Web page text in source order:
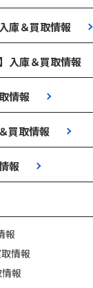
庫＆買取情報
入庫＆買取情報
情報
買取情報
報
報
情報
情報